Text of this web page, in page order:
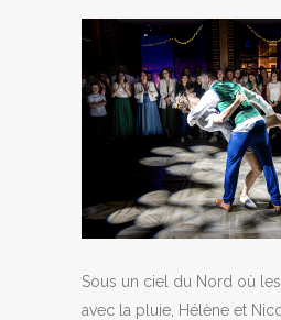
Sous un ciel du Nord où
avec la pluie, Hélène et